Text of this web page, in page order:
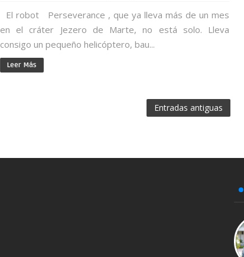
El robot Perseverance , que ya lleva más de un mes
en el cráter Jezero de Marte, no está solo. Lleva
consigo un pequeño helicóptero, bau...
Leer Más
Entradas antiguas